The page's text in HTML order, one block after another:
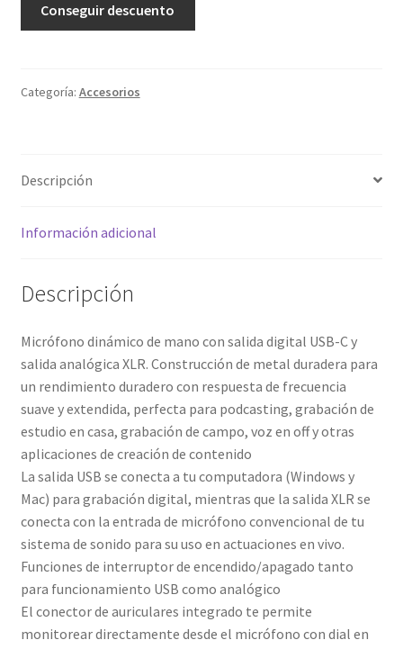
Conseguir descuento
Categoría: Accesorios
Descripción
Información adicional
Descripción
Micrófono dinámico de mano con salida digital USB-C y
salida analógica XLR. Construcción de metal duradera para
un rendimiento duradero con respuesta de frecuencia
suave y extendida, perfecta para podcasting, grabación de
estudio en casa, grabación de campo, voz en off y otras
aplicaciones de creación de contenido
La salida USB se conecta a tu computadora (Windows y
Mac) para grabación digital, mientras que la salida XLR se
conecta con la entrada de micrófono convencional de tu
sistema de sonido para su uso en actuaciones en vivo.
Funciones de interruptor de encendido/apagado tanto
para funcionamiento USB como analógico
El conector de auriculares integrado te permite
monitorear directamente desde el micrófono con dial en